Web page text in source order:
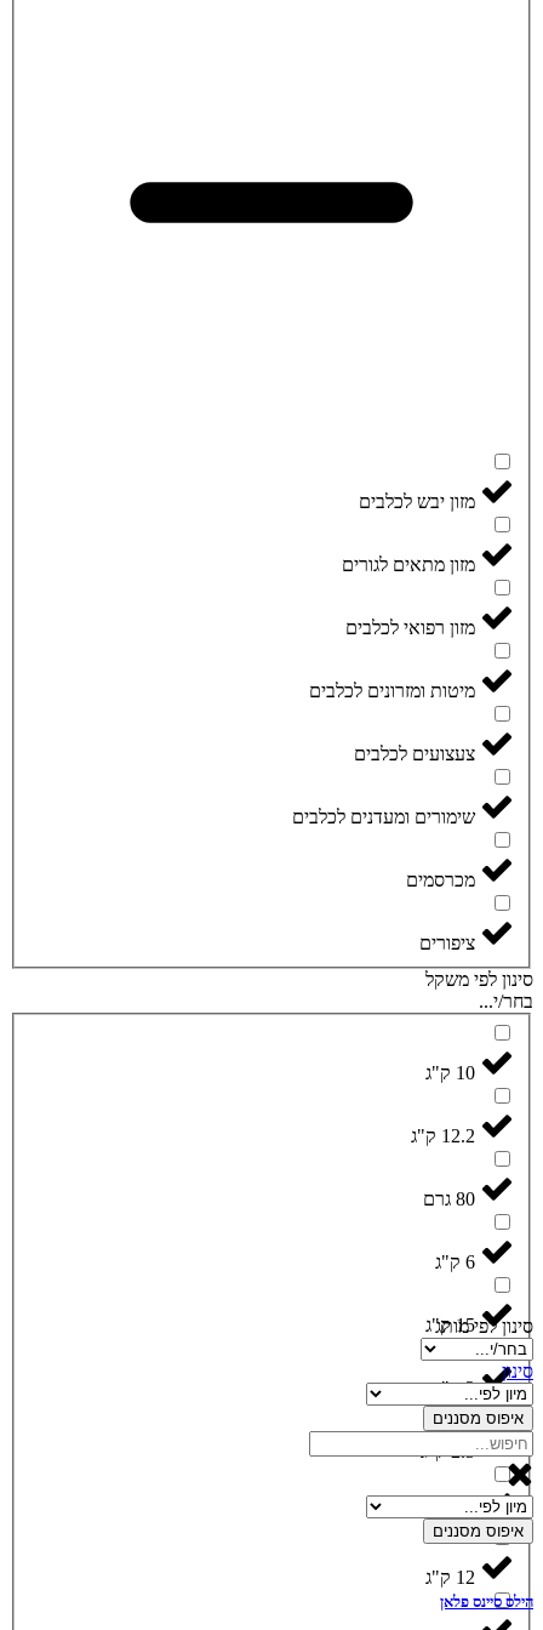
מזון יבש לכלבים
מזון מתאים לגורים
מזון רפואי לכלבים
מיטות ומזרונים לכלבים
צעצועים לכלבים
שימורים ומעדנים לכלבים
מכרסמים
ציפורים
סינון לפי משקל
בחר/י...
10 ק"ג
12.2 ק"ג
80 גרם
6 ק"ג
15 ק"ג
2 ק"ג
2.5 ק"ג
9 ק"ג
12 ק"ג
סינון לפי מותג
סינון
איפוס מסננים
איפוס מסננים
הילס סיינס פלאן